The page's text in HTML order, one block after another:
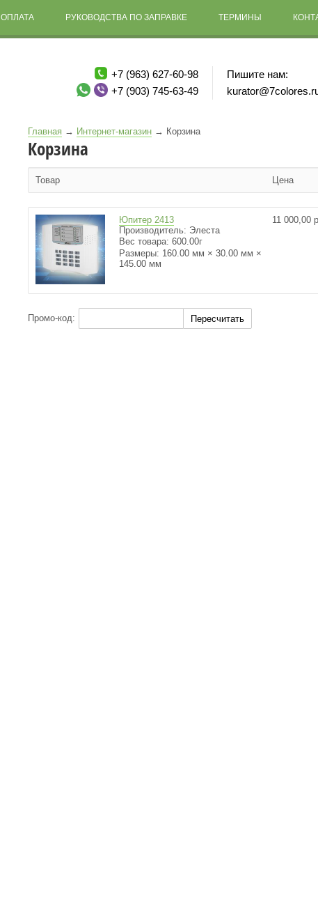
ОПЛАТА РУКОВОДСТВА ПО ЗАПРАВКЕ ТЕРМИНЫ
+7 (963) 627-60-98
+7 (903) 745-63-49
Пишите нам:
Главная → Интернет-магазин → Корзина
Корзина
Товар Цена
Юпитер 2413
Производитель: Элеста
Вес товара: 600.00г
Размеры: 160.00 мм × 30.00 мм ×
145.00 мм
11 000,00
Промо-код: Пересчитать